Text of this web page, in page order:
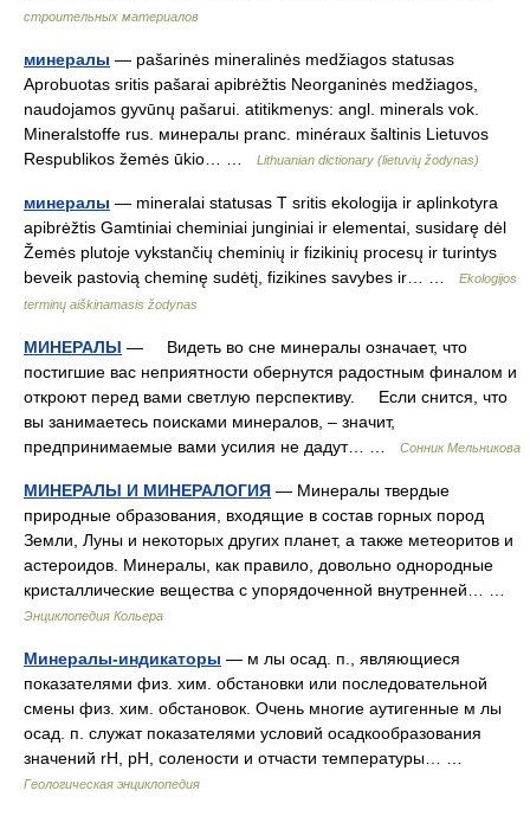
строительных материалов
минералы — pašarinės mineralinės medžiagos statusas
Aprobuotas sritis pašarai apibrėžtis Neorganinės medžiagos,
naudojamos gyvūnų pašarui. atitikmenys: angl. minerals vok.
Mineralstoffe rus. минералы pranc. minéraux šaltinis Lietuvos
Respublikos žemės ūkio… …
Lithuanian dictionary (lietuvių žodynas)
минералы — mineralai statusas T sritis ekologija ir aplinkotyra
apibrėžtis Gamtiniai cheminiai junginiai ir elementai, susidarę dėl
Žemės plutoje vykstančių cheminių ir fizikinių procesų ir turintys
beveik pastovią cheminę sudėtį, fizikines savybes ir… …
Ekologijos
terminų aiškinamasis žodynas
МИНЕРАЛЫ — Видеть во сне минералы означает, что
постигшие вас неприятности обернутся радостным финалом и
откроют перед вами светлую перспективу. Если снится, что
вы занимаетесь поисками минералов, – значит,
предпринимаемые вами усилия не дадут… …
Сонник Мельникова
МИНЕРАЛЫ И МИНЕРАЛОГИЯ — Минералы твердые
природные образования, входящие в состав горных пород
Земли, Луны и некоторых других планет, а также метеоритов и
астероидов. Минералы, как правило, довольно однородные
кристаллические вещества с упорядоченной внутренней… …
Энциклопедия Кольера
Минералы-индикаторы — м лы осад. п., являющиеся
показателями физ. хим. обстановки или последовательной
смены физ. хим. обстановок. Очень многие аутигенные м лы
осад. п. служат показателями условий осадкообразования
значений rН, рН, солености и отчасти температуры… …
Геологическая энциклопедия